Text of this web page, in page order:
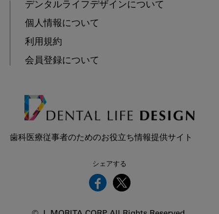
デンタルライフデザインについて
個人情報について
利用規約
会員登録について
歯科医療従事者のためのお役立ち情報提供サイト
シェアする